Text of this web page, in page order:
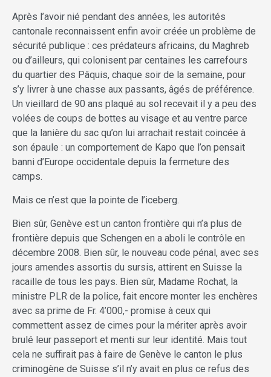
Après l’avoir nié pendant des années, les autorités
cantonale reconnaissent enfin avoir créée un problème de
sécurité publique : ces prédateurs africains, du Maghreb
ou d’ailleurs, qui colonisent par centaines les carrefours
du quartier des Pâquis, chaque soir de la semaine, pour
s’y livrer à une chasse aux passants, âgés de préférence.
Un vieillard de 90 ans plaqué au sol recevait il y a peu des
volées de coups de bottes au visage et au ventre parce
que la lanière du sac qu’on lui arrachait restait coincée à
son épaule : un comportement de Kapo que l’on pensait
banni d’Europe occidentale depuis la fermeture des
camps.
Mais ce n’est que la pointe de l’iceberg.
Bien sûr, Genève est un canton frontière qui n’a plus de
frontière depuis que Schengen en a aboli le contrôle en
décembre 2008. Bien sûr, le nouveau code pénal, avec ses
jours amendes assortis du sursis, attirent en Suisse la
racaille de tous les pays. Bien sûr, Madame Rochat, la
ministre PLR de la police, fait encore monter les enchères
avec sa prime de Fr. 4’000,- promise à ceux qui
commettent assez de cimes pour la mériter après avoir
brulé leur passeport et menti sur leur identité. Mais tout
cela ne suffirait pas à faire de Genève le canton le plus
criminogène de Suisse s’il n’y avait en plus ce refus des